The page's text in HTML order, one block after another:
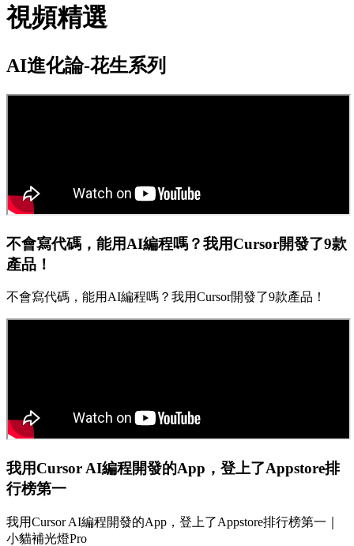
視頻精選
AI進化論-花生系列
不會寫代碼，能用AI編程嗎？我用Cursor開發了9款
產品！
不會寫代碼，能用AI編程嗎？我用Cursor開發了9款產品！
我用Cursor AI編程開發的App，登上了Appstore排
行榜第一
我用Cursor AI編程開發的App，登上了Appstore排行榜第一｜
小貓補光燈Pro